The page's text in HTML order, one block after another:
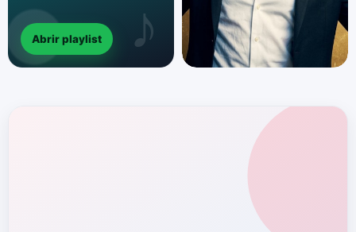
Abrir playlist